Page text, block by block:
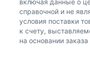
включая данные о
справочной и не
условия поставки
к счету,
на основании заказа